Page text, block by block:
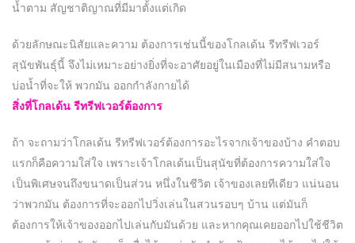
น้ำตาม สัญชาติญาณที่มีมาตั้งแต่เกิด
ด้วยลักษณะนิสัยและความ ต้องการเช่นนี้ของโกลเด้น รีทรีฟเวอร์
สุนัขพันธุ์นี้ จึงไม่เหมาะอย่างยิ่งที่จะอาศัยอยู่ในเมืองที่ไม่มีสนามหรือ
บ่อน้ำที่จะให้ พวกมัน ออกกำลังกายได้
สิ่งที่โกลเด้น รีทรีฟเวอร์ต้องการ
ถ้า จะถามว่าโกลเด้น รีทรีฟเวอร์ต้องการอะไรจากเจ้าของบ้าง คำตอบ
แรกก็คือความใส่ใจ เพราะเจ้าโกลเด้นเป็นสุนัขที่ต้องการความใส่ใจ
เป็นพิเศษจนถึงขนาดเป็นส่วน หนึ่งในชีวิต เจ้าของเลยทีเดียว แน่นอน
ว่าพวกมัน ต้องการที่จะออกไปวิ่งเล่นในสวนรอบๆ บ้าน แต่มันก็
ต้องการให้เจ้าของออกไปเล่นกับมันด้วย และหากคุณเคยออกไปใช้ชีวิต